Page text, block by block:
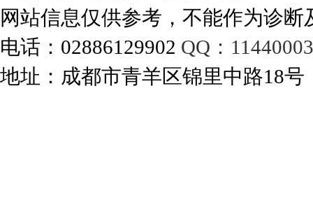
网站信息仅供参考，不能作为诊
电话：02886129902 QQ：
地址：成都市青羊区锦里中路18